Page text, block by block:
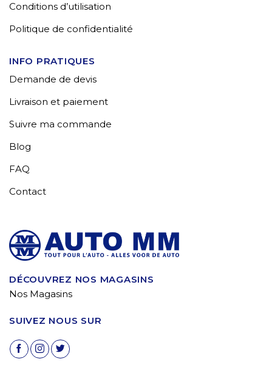
Conditions d’utilisation
Politique de confidentialité
INFO PRATIQUES
Demande de devis
Livraison et paiement
Suivre ma commande
Blog
FAQ
Contact
DÉCOUVREZ NOS MAGASINS
Nos Magasins
SUIVEZ NOUS SUR